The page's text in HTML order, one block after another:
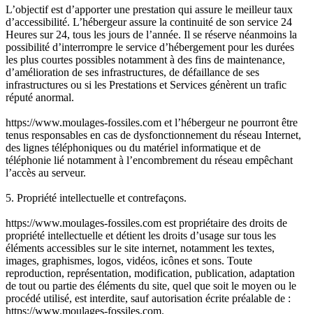
L’objectif est d’apporter une prestation qui assure le meilleur taux
d’accessibilité. L’hébergeur assure la continuité de son service 24
Heures sur 24, tous les jours de l’année. Il se réserve néanmoins la
possibilité d’interrompre le service d’hébergement pour les durées
les plus courtes possibles notamment à des fins de maintenance,
d’amélioration de ses infrastructures, de défaillance de ses
infrastructures ou si les Prestations et Services génèrent un trafic
réputé anormal.
https://www.moulages-fossiles.com et l’hébergeur ne pourront être
tenus responsables en cas de dysfonctionnement du réseau Internet,
des lignes téléphoniques ou du matériel informatique et de
téléphonie lié notamment à l’encombrement du réseau empêchant
l’accès au serveur.
5. Propriété intellectuelle et contrefaçons.
https://www.moulages-fossiles.com est propriétaire des droits de
propriété intellectuelle et détient les droits d’usage sur tous les
éléments accessibles sur le site internet, notamment les textes,
images, graphismes, logos, vidéos, icônes et sons. Toute
reproduction, représentation, modification, publication, adaptation
de tout ou partie des éléments du site, quel que soit le moyen ou le
procédé utilisé, est interdite, sauf autorisation écrite préalable de :
https://www.moulages-fossiles.com.